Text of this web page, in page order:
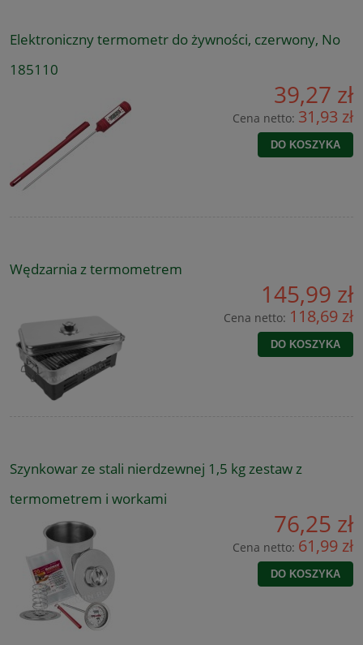
Elektroniczny termometr do żywności, czerwony, No
185110
39,27 zł
Cena netto: 31,93 zł
DO KOSZYKA
Wędzarnia z termometrem
145,99 zł
Cena netto: 118,69 zł
DO KOSZYKA
Szynkowar ze stali nierdzewnej 1,5 kg zestaw z
termometrem i workami
76,25 zł
Cena netto: 61,99 zł
DO KOSZYKA